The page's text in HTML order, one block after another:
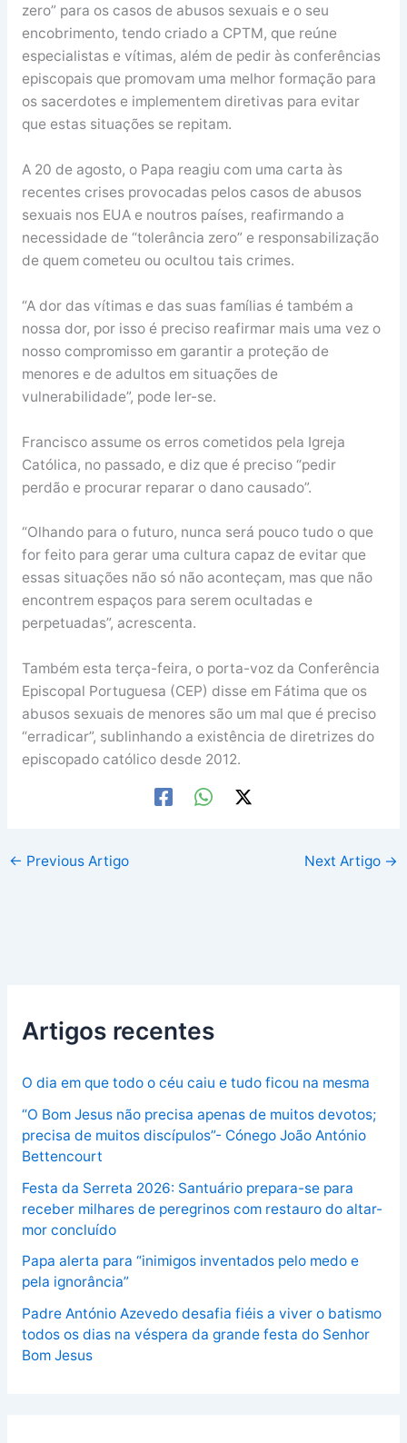
zero” para os casos de abusos sexuais e o seu
encobrimento, tendo criado a CPTM, que reúne
especialistas e vítimas, além de pedir às conferências
episcopais que promovam uma melhor formação para
os sacerdotes e implementem diretivas para evitar
que estas situações se repitam.
A 20 de agosto, o Papa reagiu com uma carta às
recentes crises provocadas pelos casos de abusos
sexuais nos EUA e noutros países, reafirmando a
necessidade de “tolerância zero” e responsabilização
de quem cometeu ou ocultou tais crimes.
“A dor das vítimas e das suas famílias é também a
nossa dor, por isso é preciso reafirmar mais uma vez o
nosso compromisso em garantir a proteção de
menores e de adultos em situações de
vulnerabilidade”, pode ler-se.
Francisco assume os erros cometidos pela Igreja
Católica, no passado, e diz que é preciso “pedir
perdão e procurar reparar o dano causado”.
“Olhando para o futuro, nunca será pouco tudo o que
for feito para gerar uma cultura capaz de evitar que
essas situações não só não aconteçam, mas que não
encontrem espaços para serem ocultadas e
perpetuadas”, acrescenta.
Também esta terça-feira, o porta-voz da Conferência
Episcopal Portuguesa (CEP) disse em Fátima que os
abusos sexuais de menores são um mal que é preciso
“erradicar”, sublinhando a existência de diretrizes do
episcopado católico desde 2012.
← Previous Artigo Next Artigo →
Artigos recentes
O dia em que todo o céu caiu e tudo ficou na mesma
“O Bom Jesus não precisa apenas de muitos devotos;
precisa de muitos discípulos”- Cónego João António
Bettencourt
Festa da Serreta 2026: Santuário prepara-se para
receber milhares de peregrinos com restauro do altar-
mor concluído
Papa alerta para “inimigos inventados pelo medo e
pela ignorância”
Padre António Azevedo desafia fiéis a viver o batismo
todos os dias na véspera da grande festa do Senhor
Bom Jesus